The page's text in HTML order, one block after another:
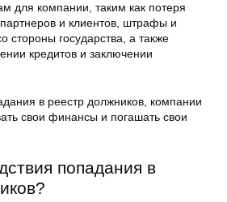
для компании, таким как потеря
и клиентов, штрафы и
стороны государства, а также
кредитов и заключении
в реестр должников, компании
свои финансы и погашать свои
попадания в